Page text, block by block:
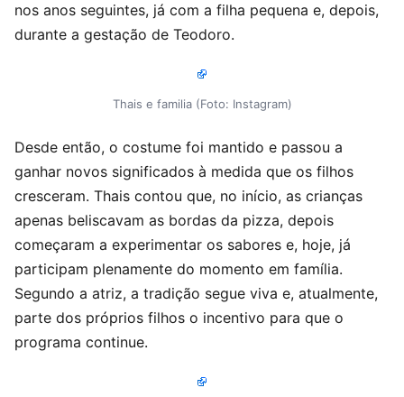
nos anos seguintes, já com a filha pequena e, depois,
durante a gestação de Teodoro.
Thais e familia (Foto: Instagram)
Desde então, o costume foi mantido e passou a
ganhar novos significados à medida que os filhos
cresceram. Thais contou que, no início, as crianças
apenas beliscavam as bordas da pizza, depois
começaram a experimentar os sabores e, hoje, já
participam plenamente do momento em família.
Segundo a atriz, a tradição segue viva e, atualmente,
parte dos próprios filhos o incentivo para que o
programa continue.